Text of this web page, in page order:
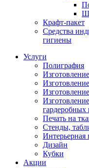
Крафт-пакет
Средства
гигиены
Услуги
Полиграфия
гардеробных
Печать на
Стенды,
Интерьерная
Дизайн
Кубки
Акции